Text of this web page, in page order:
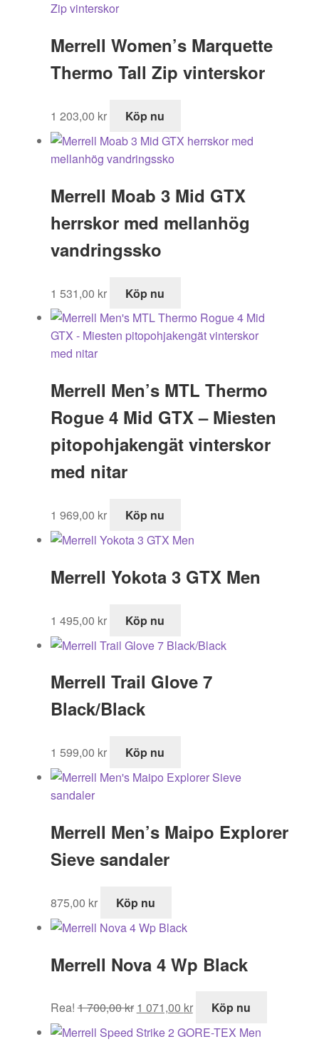
Merrell Women’s Marquette
Thermo Tall Zip vinterskor
1 203,00 kr Köp nu
Merrell Moab 3 Mid GTX
herrskor med mellanhög
vandringssko
1 531,00 kr Köp nu
Merrell Men’s MTL Thermo
Rogue 4 Mid GTX – Miesten
pitopohjakengät vinterskor
med nitar
1 969,00 kr Köp nu
Merrell Yokota 3 GTX Men
1 495,00 kr Köp nu
Merrell Trail Glove 7
Black/Black
1 599,00 kr Köp nu
Merrell Men’s Maipo Explorer
Sieve sandaler
875,00 kr Köp nu
Merrell Nova 4 Wp Black
Rea! 1 700,00kr
ursprungliga
priset
1 071,00 kr
nuvarande
priset
Köp nu